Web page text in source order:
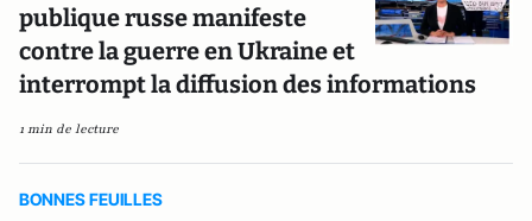
publique russe manifeste
contre la guerre en Ukraine et
interrompt la diffusion des informations
1 min de lecture
BONNES FEUILLES